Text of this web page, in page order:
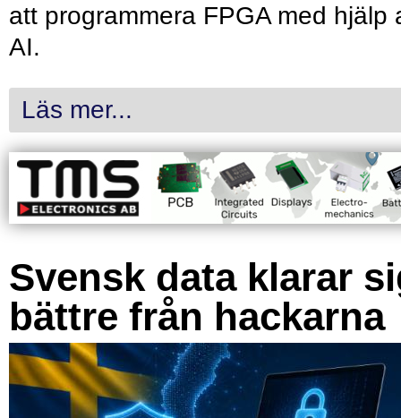
att programmera FPGA med hjälp
AI.
Läs mer...
Svensk data klarar
bättre från hackarna